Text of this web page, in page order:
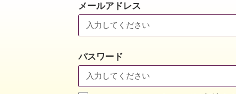
メールアドレス
パスワード